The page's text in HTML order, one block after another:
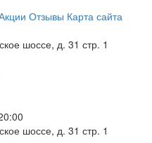
Отзывы Карта сайта
шоссе, д. 31 стр. 1
шоссе, д. 31 стр. 1